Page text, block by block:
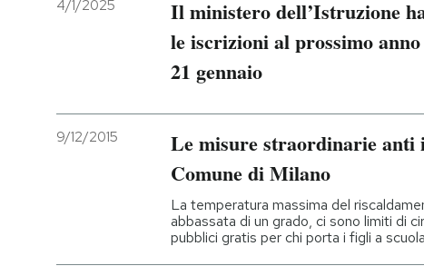
4/1/2025
Il ministero dell’Istruzione
le iscrizioni al prossimo
21 gennaio
9/12/2015
Le misure straordinarie anti
Comune di Milano
La temperatura massima del
abbassata di un grado, ci sono limiti di
pubblici gratis per chi porta i figli a scuola